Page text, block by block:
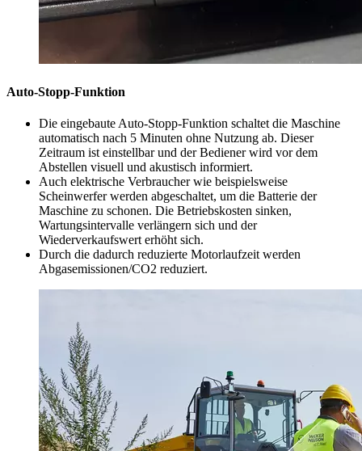
Auto-Stopp-Funktion
Die eingebaute Auto-Stopp-Funktion schaltet die Maschine
automatisch nach 5 Minuten ohne Nutzung ab. Dieser
Zeitraum ist einstellbar und der Bediener wird vor dem
Abstellen visuell und akustisch informiert.
Auch elektrische Verbraucher wie beispielsweise
Scheinwerfer werden abgeschaltet, um die Batterie der
Maschine zu schonen. Die Betriebskosten sinken,
Wartungsintervalle verlängern sich und der
Wiederverkaufswert erhöht sich.
Durch die dadurch reduzierte Motorlaufzeit werden
Abgasemissionen/CO2 reduziert.